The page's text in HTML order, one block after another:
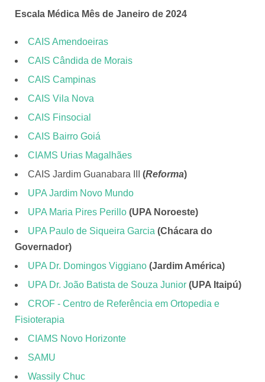
Escala Médica Mês de Janeiro de 2024
CAIS Amendoeiras
CAIS Cândida de Morais
CAIS Campinas
CAIS Vila Nova
CAIS Finsocial
CAIS Bairro Goiá
CIAMS Urias Magalhães
CAIS Jardim Guanabara III (Reforma)
UPA Jardim Novo Mundo
UPA Maria Pires Perillo (UPA Noroeste)
UPA Paulo de Siqueira Garcia (Chácara do
Governador)
UPA Dr. Domingos Viggiano (Jardim América)
UPA Dr. João Batista de Souza Junior (UPA Itaipú)
CROF - Centro de Referência em Ortopedia e
Fisioterapia
CIAMS Novo Horizonte
SAMU
Wassily Chuc